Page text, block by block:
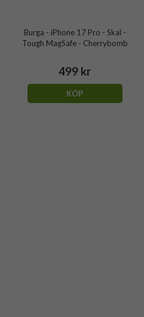
Burga - iPhone 17 Pro - Skal -
Tough MagSafe - Cherrybomb
499 kr
KÖP